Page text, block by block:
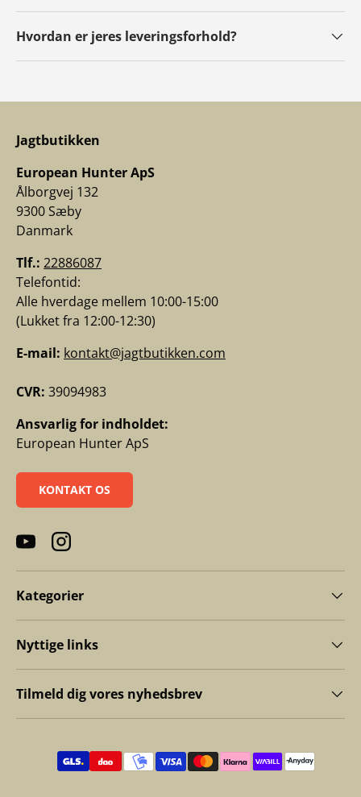
Hvordan er jeres leveringsforhold?
Jagtbutikken
European Hunter ApS
Ålborgvej 132
9300 Sæby
Danmark
Tlf.: 22886087
Telefontid:
Alle hverdage mellem 10:00-15:00
(Lukket fra 12:00-12:30)
E-mail: kontakt@jagtbutikken.com
CVR: 39094983
Ansvarlig for indholdet:
European Hunter ApS
KONTAKT OS
YouTubeInstagram
Kategorier
Nyttige links
Tilmeld dig vores nyhedsbrev
Betalingsmetoder